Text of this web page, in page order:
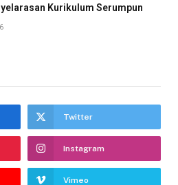
Kurikulum Serumpun
Twitter
Instagram
Vimeo